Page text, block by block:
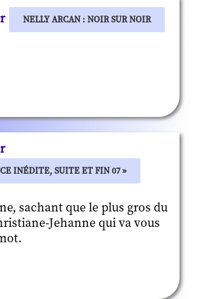
NELLY ARCAN : NOIR SUR NOIR
INÉDITE, SUITE ET FIN 07 »
sachant que le plus gros du
Jehanne qui va vous